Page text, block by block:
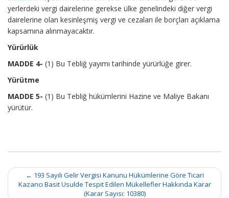
yerlerdeki vergi dairelerine gerekse ülke genelindeki diğer vergi
dairelerine olan kesinleşmiş vergi ve cezaları ile borçları açıklama
kapsamına alınmayacaktır.
Yürürlük
MADDE 4- (1) Bu Tebliğ yayımı tarihinde yürürlüğe girer.
Yürütme
MADDE 5- (1) Bu Tebliğ hükümlerini Hazine ve Maliye Bakanı
yürütür.
Post
navigation
← 193 Sayılı Gelir Vergisi Kanunu Hükümlerine Göre Ticari
Kazancı Basit Usulde Tespit Edilen Mükellefler Hakkında Karar
(Karar Sayısı: 10380)